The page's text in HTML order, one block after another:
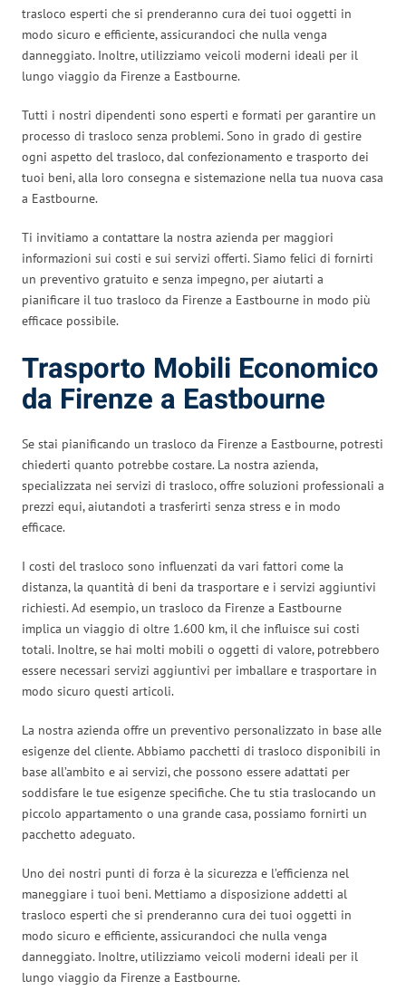
trasloco esperti che si prenderanno cura dei tuoi oggetti in
modo sicuro e efficiente, assicurandoci che nulla venga
danneggiato. Inoltre, utilizziamo veicoli moderni ideali per il
lungo viaggio da Firenze a Eastbourne.
Tutti i nostri dipendenti sono esperti e formati per garantire un
processo di trasloco senza problemi. Sono in grado di gestire
ogni aspetto del trasloco, dal confezionamento e trasporto dei
tuoi beni, alla loro consegna e sistemazione nella tua nuova casa
a Eastbourne.
Ti invitiamo a contattare la nostra azienda per maggiori
informazioni sui costi e sui servizi offerti. Siamo felici di fornirti
un preventivo gratuito e senza impegno, per aiutarti a
pianificare il tuo trasloco da Firenze a Eastbourne in modo più
efficace possibile.
Trasporto Mobili Economico
da Firenze a Eastbourne
Se stai pianificando un trasloco da Firenze a Eastbourne, potresti
chiederti quanto potrebbe costare. La nostra azienda,
specializzata nei servizi di trasloco, offre soluzioni professionali a
prezzi equi, aiutandoti a trasferirti senza stress e in modo
efficace.
I costi del trasloco sono influenzati da vari fattori come la
distanza, la quantità di beni da trasportare e i servizi aggiuntivi
richiesti. Ad esempio, un trasloco da Firenze a Eastbourne
implica un viaggio di oltre 1.600 km, il che influisce sui costi
totali. Inoltre, se hai molti mobili o oggetti di valore, potrebbero
essere necessari servizi aggiuntivi per imballare e trasportare in
modo sicuro questi articoli.
La nostra azienda offre un preventivo personalizzato in base alle
esigenze del cliente. Abbiamo pacchetti di trasloco disponibili in
base all’ambito e ai servizi, che possono essere adattati per
soddisfare le tue esigenze specifiche. Che tu stia traslocando un
piccolo appartamento o una grande casa, possiamo fornirti un
pacchetto adeguato.
Uno dei nostri punti di forza è la sicurezza e l’efficienza nel
maneggiare i tuoi beni. Mettiamo a disposizione addetti al
trasloco esperti che si prenderanno cura dei tuoi oggetti in
modo sicuro e efficiente, assicurandoci che nulla venga
danneggiato. Inoltre, utilizziamo veicoli moderni ideali per il
lungo viaggio da Firenze a Eastbourne.